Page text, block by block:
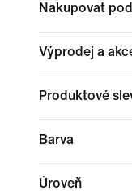
Nakupovat
Výprodej a
Produktové
Barva
Úroveň